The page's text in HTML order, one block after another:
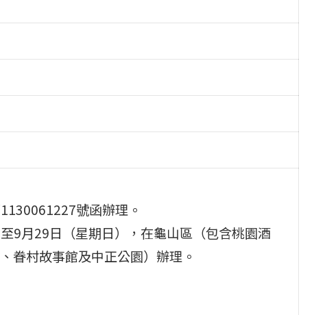
號函辦理。
9月29日（星期日），在龜山區（包含桃園酒
眷村故事館及中正公園）辦理。